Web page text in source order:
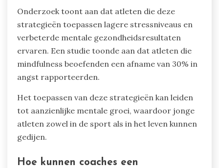
Onderzoek toont aan dat atleten die deze
strategieën toepassen lagere stressniveaus en
verbeterde mentale gezondheidsresultaten
ervaren. Een studie toonde aan dat atleten die
mindfulness beoefenden een afname van 30% in
angst rapporteerden.
Het toepassen van deze strategieën kan leiden
tot aanzienlijke mentale groei, waardoor jonge
atleten zowel in de sport als in het leven kunnen
gedijen.
Hoe kunnen coaches een